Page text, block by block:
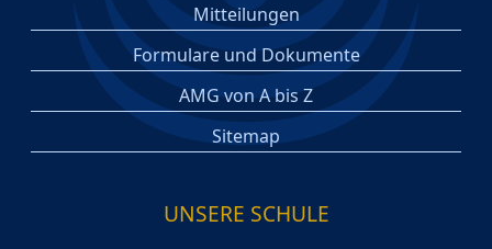
Mitteilungen
Formulare und Dokumente
AMG von A bis Z
Sitemap
UNSERE SCHULE